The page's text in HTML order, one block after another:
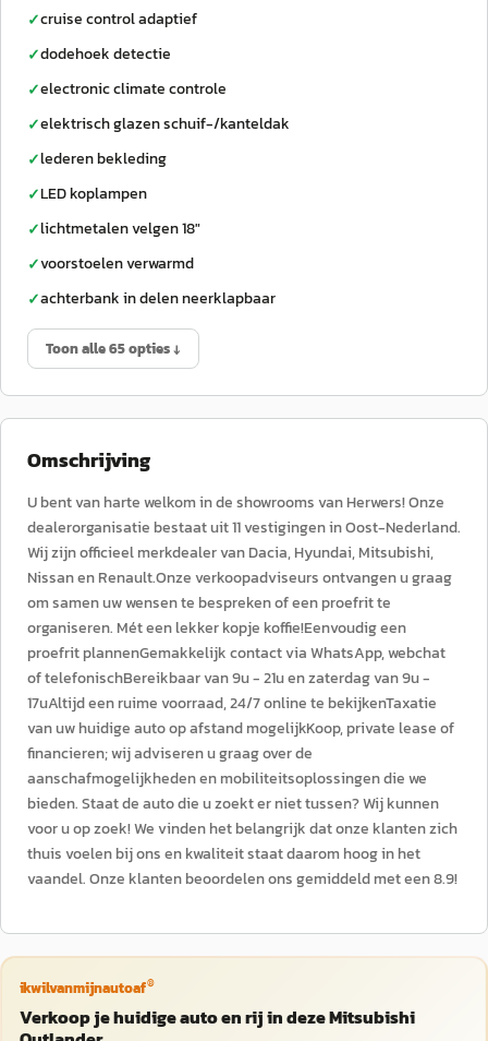
✓cruise control adaptief
✓dodehoek detectie
✓electronic climate controle
✓elektrisch glazen schuif-/kanteldak
✓lederen bekleding
✓LED koplampen
✓lichtmetalen velgen 18"
✓voorstoelen verwarmd
✓achterbank in delen neerklapbaar
Toon alle 65 opties ↓
Omschrijving
U bent van harte welkom in de showrooms van Herwers! Onze
dealerorganisatie bestaat uit 11 vestigingen in Oost-Nederland.
Wij zijn officieel merkdealer van Dacia, Hyundai, Mitsubishi,
Nissan en Renault.Onze verkoopadviseurs ontvangen u graag
om samen uw wensen te bespreken of een proefrit te
organiseren. Mét een lekker kopje koffie!Eenvoudig een
proefrit plannenGemakkelijk contact via WhatsApp, webchat
of telefonischBereikbaar van 9u - 21u en zaterdag van 9u -
17uAltijd een ruime voorraad, 24/7 online te bekijkenTaxatie
van uw huidige auto op afstand mogelijkKoop, private lease of
financieren; wij adviseren u graag over de
aanschafmogelijkheden en mobiliteitsoplossingen die we
bieden. Staat de auto die u zoekt er niet tussen? Wij kunnen
voor u op zoek! We vinden het belangrijk dat onze klanten zich
thuis voelen bij ons en kwaliteit staat daarom hoog in het
vaandel. Onze klanten beoordelen ons gemiddeld met een 8.9!
ikwilvanmijnautoaf®
Verkoop je huidige auto en rij in deze Mitsubishi